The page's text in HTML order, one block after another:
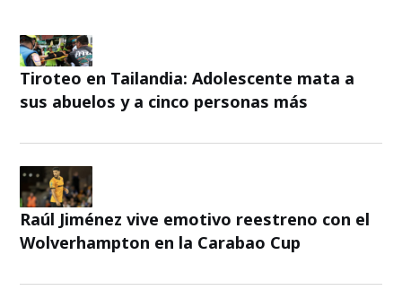
Tiroteo en Tailandia: Adolescente mata a
sus abuelos y a cinco personas más
Raúl Jiménez vive emotivo reestreno con el
Wolverhampton en la Carabao Cup